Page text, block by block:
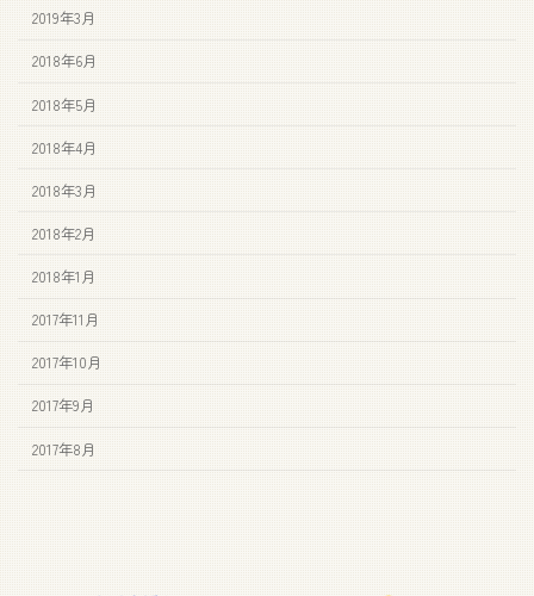
2019年3月
2018年6月
2018年5月
2018年4月
2018年3月
2018年2月
2018年1月
2017年11月
2017年10月
2017年9月
2017年8月